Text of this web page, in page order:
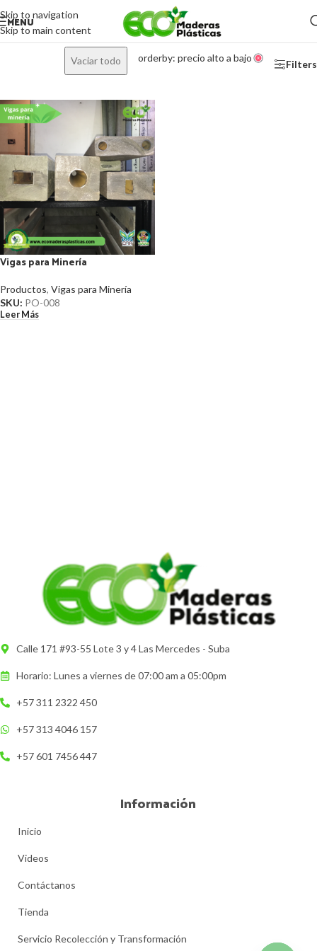
Skip to navigation
Skip to main content
MENU
Vaciar todo orderby: precio alto a bajo
Filters
Vigas para Minería
Productos, Vigas para Minería
SKU: PO-008
Leer Más
Calle 171 #93-55 Lote 3 y 4 Las Mercedes - Suba
Horario: Lunes a viernes de 07:00 am a 05:00pm
+57 311 2322 450
+57 313 4046 157
+57 601 7456 447
Información
Inicio
Videos
Contáctanos
Tienda
Servicio Recolección y Transformación